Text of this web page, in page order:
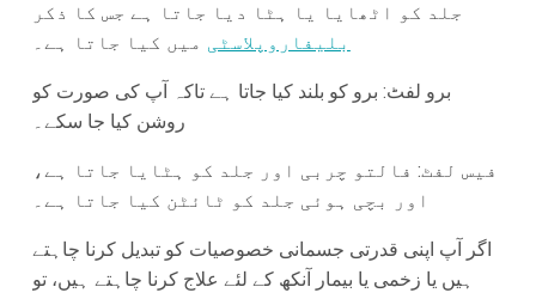
جلد کو اٹھایا یا ہٹا دیا جاتا ہے جس کا ذکر
بلیفاروپلاسٹی میں کیا جاتا ہے۔
برو لفٹ: برو کو بلند کیا جاتا ہے تاکہ آپ کی صورت کو
روشن کیا جا سکے۔
فیس لفٹ: فالتو چربی اور جلد کو ہٹایا جاتا ہے،
اور بچی ہوئی جلد کو ٹائٹن کیا جاتا ہے۔
اگر آپ اپنی قدرتی جسمانی خصوصیات کو تبدیل کرنا چاہتے
ہیں یا زخمی یا بیمار آنکھ کے لئے علاج کرنا چاہتے ہیں، تو